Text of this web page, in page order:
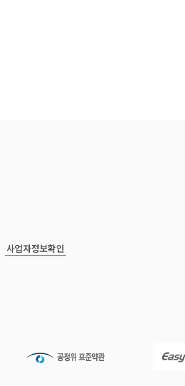
사업자정보확인